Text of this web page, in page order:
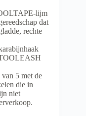
lijm
dat
rechte
5 met de
die in
niet